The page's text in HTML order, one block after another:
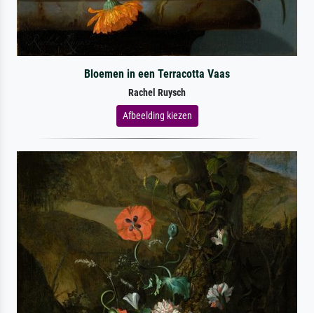
Bloemen in een Terracotta Vaas
Rachel Ruysch
Afbeelding kiezen